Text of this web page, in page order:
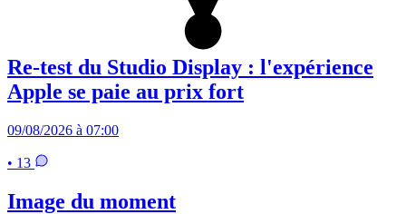
Re-test du Studio Display : l'expérience
Apple se paie au prix fort
09/08/2026 à 07:00
• 13
Image du moment